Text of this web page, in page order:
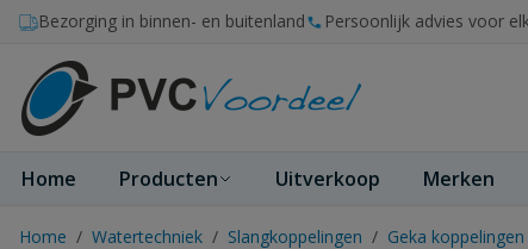
Ga naar de inhoud
Bezorging in binnen- en buitenland Persoonlijk advies voor
Home Producten Uitverkoop Merken
Home / Watertechniek / Slangkoppelingen / Geka koppelingen